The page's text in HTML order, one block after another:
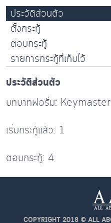
ประวัติส่วนตัว
ตั้งกระทู้
ตอบกระทู้
รายการกระทู้ที่เก็บไว้
ประวัติส่วนตัว
บทบาทฟอรั่ม: Keymaster
เริ่มกระทู้แล้ว: 1
ตอบกระทู้: 4
COPYRIGHT 2018 © ALL